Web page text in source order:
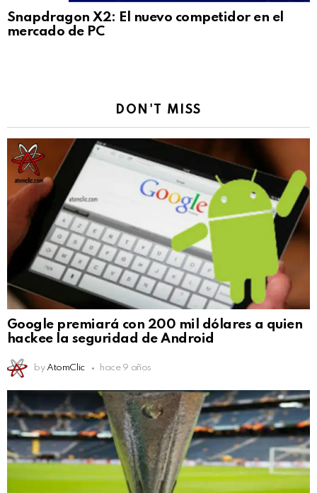
Snapdragon X2: El nuevo competidor en el
mercado de PC
DON'T MISS
Google premiará con 200 mil dólares a quien
hackee la seguridad de Android
by AtomClic hace 9 años